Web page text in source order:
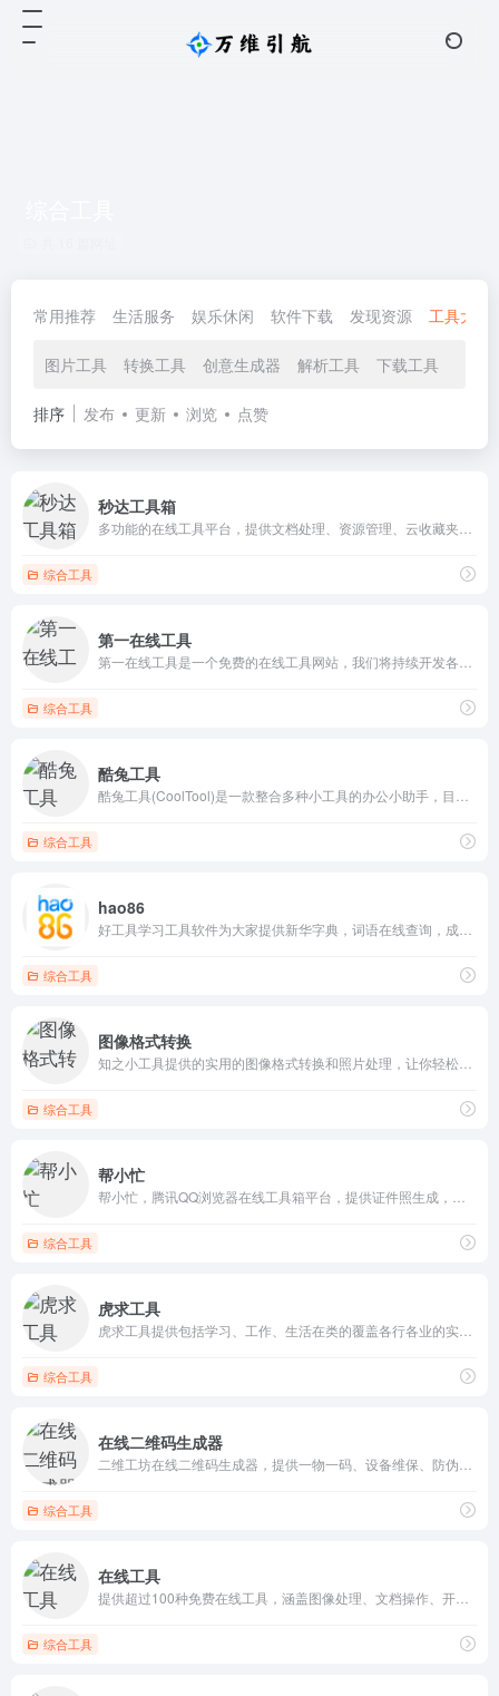
常用推荐 生活服务 娱乐休闲 软件下载 发现资源 工具大全
图片工具 转换工具 创意生成器 解析工具 下载工具
排序 发布 更新 浏览 点赞
秒达工具箱
综合工具
第一在线工具
综合工具
酷兔工具
综合工具
hao86
综合工具
图像格式转换
综合工具
帮小忙
综合工具
虎求工具
综合工具
在线二维码生成器
综合工具
在线工具
综合工具